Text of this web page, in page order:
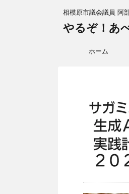
相模原市議会議員 阿
やるぞ！あ
ホーム